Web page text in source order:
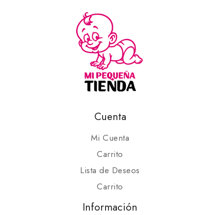
Cuenta
Mi Cuenta
Carrito
Lista de Deseos
Carrito
Información